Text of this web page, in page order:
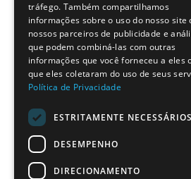
SPANISH
tráfego. Também compartilhamos
informações sobre o uso do nosso site
nossos parceiros de publicidade e
que podem combiná-las com outras
informações que você forneceu a eles
que eles coletaram do uso de seus
Política de Privacidade
ESTRITAMENTE NECESSÁRIOS
DESEMPENHO
DIRECIONAMENTO